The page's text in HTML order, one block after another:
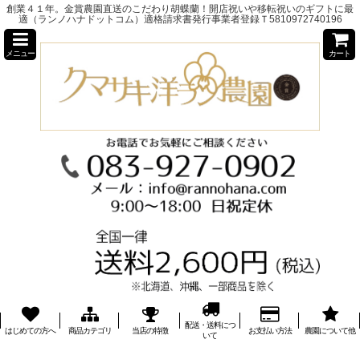
創業４１年。金賞農園直送のこだわり胡蝶蘭！開店祝いや移転祝いのギフトに最
適（ランノハナドットコム）適格請求書発行事業者登録Ｔ5810972740196
メニュー カート
はじめての方へ 商品カテゴリ 当店の特徴
配送・送料につ
いて
お支払い方法 農園について他